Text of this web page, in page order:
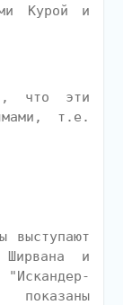
Курой и
что эти
т.е.
выступают
Ширвана и